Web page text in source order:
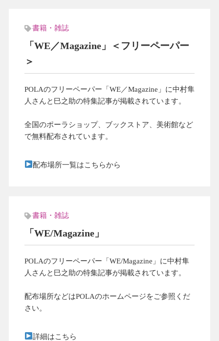
書籍・雑誌
「WE／Magazine」＜フリーペーパー
＞
POLAのフリーペーパー「WE／Magazine」に中村隼
人さんと巳之助の特集記事が掲載されています。
全国のポーラショップ、ブックストア、美術館など
で無料配布されています。
配布場所一覧はこちらから
書籍・雑誌
「WE/Magazine」
POLAのフリーペーパー「WE/Magazine」に中村隼
人さんと巳之助の特集記事が掲載されています。
配布場所などはPOLAのホームページをご参照くだ
さい。
詳細はこちら